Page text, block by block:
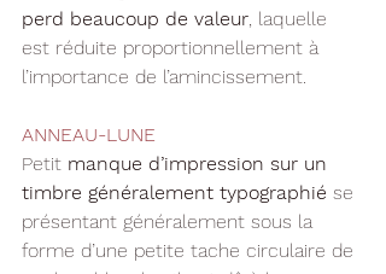
perd beaucoup de valeur, laquelle
est réduite proportionnellement à
l’importance de l’amincissement.
ANNEAU-LUNE
Petit manque d’impression sur un
timbre généralement typographié se
présentant généralement sous la
forme d’une petite tache circulaire de